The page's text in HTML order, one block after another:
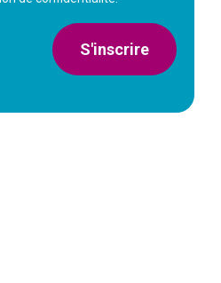
S'inscrire